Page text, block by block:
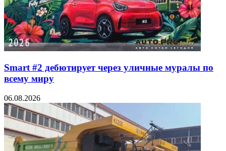
Smart #2 дебютирует через уличные муралы по
всему миру
06.08.2026